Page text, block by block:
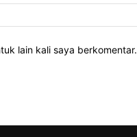
lain kali saya berkomentar.